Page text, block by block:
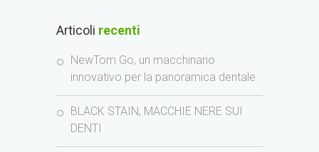
Articoli recenti
NewTom Go, un macchinario
innovativo per la panoramica dentale
BLACK STAIN, MACCHIE NERE SUI
DENTI